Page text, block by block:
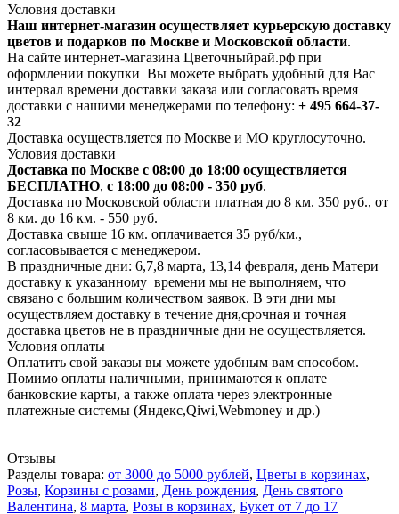
Условия доставки
Наш интернет-магазин осуществляет курьерскую доставку
цветов и подарков по Москве и Московской области.
На сайте интернет-магазина Цветочныйрай.рф при
оформлении покупки Вы можете выбрать удобный для Вас
интервал времени доставки заказа или согласовать время
доставки с нашими менеджерами по телефону: + 495 664-37-
32
Доставка осуществляется по Москве и МО круглосуточно.
Условия доставки
Доставка по Москве с 08:00 до 18:00 осуществляется
БЕСПЛАТНО, с 18:00 до 08:00 - 350 руб.
Доставка по Московской области платная до 8 км. 350 руб., от
8 км. до 16 км. - 550 руб.
Доставка свыше 16 км. оплачивается 35 руб/км.,
согласовывается с менеджером.
В праздничные дни: 6,7,8 марта, 13,14 февраля, день Матери
доставку к указанному времени мы не выполняем, что
связано с большим количеством заявок. В эти дни мы
осуществляем доставку в течение дня,срочная и точная
доставка цветов не в праздничные дни не осуществляется.
Условия оплаты
Оплатить свой заказы вы можете удобным вам способом.
Помимо оплаты наличными, принимаются к оплате
банковские карты, а также оплата через электронные
платежные системы (Яндекс,Qiwi,Webmoney и др.)
Отзывы
Разделы товара: от 3000 до 5000 рублей, Цветы в корзинах,
Розы, Корзины с розами, День рождения, День святого
Валентина, 8 марта, Розы в корзинах, Букет от 7 до 17